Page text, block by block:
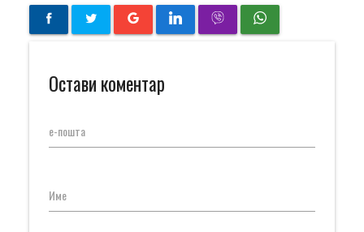
Остави коментар
е-пошта
Име